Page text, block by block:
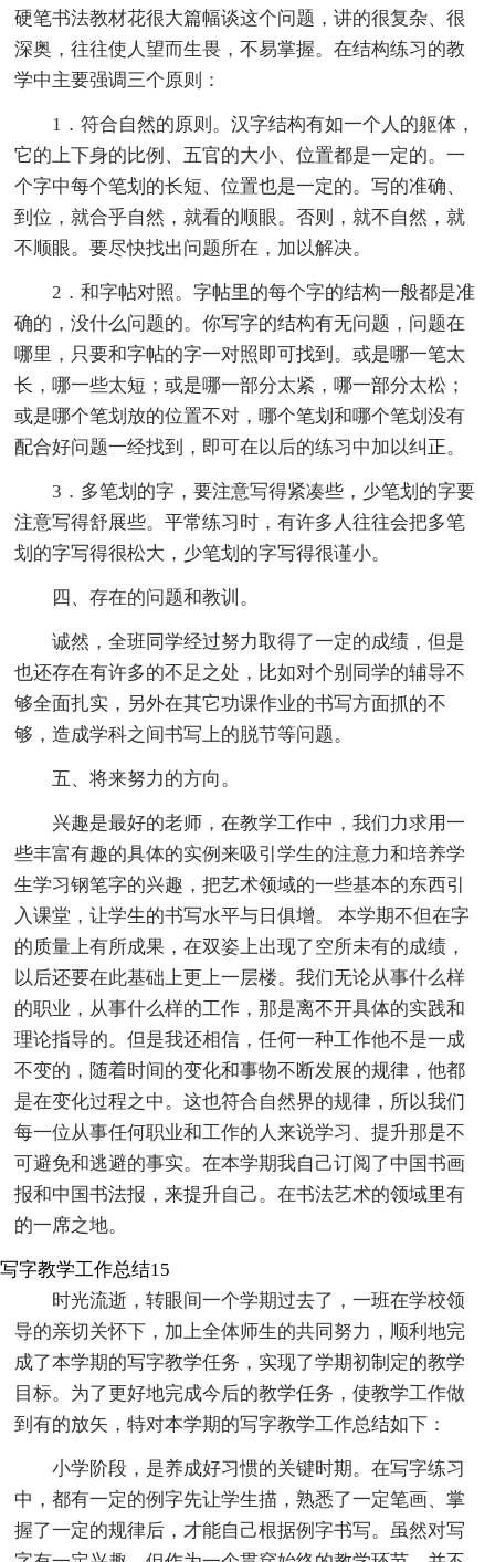
硬笔书法教材花很大篇幅谈这个问题，讲的很复杂、很
深奥，往往使人望而生畏，不易掌握。在结构练习的教
学中主要强调三个原则：
1．符合自然的原则。汉字结构有如一个人的躯体，
它的上下身的比例、五官的大小、位置都是一定的。一
个字中每个笔划的长短、位置也是一定的。写的准确、
到位，就合乎自然，就看的顺眼。否则，就不自然，就
不顺眼。要尽快找出问题所在，加以解决。
2．和字帖对照。字帖里的每个字的结构一般都是准
确的，没什么问题的。你写字的结构有无问题，问题在
哪里，只要和字帖的字一对照即可找到。或是哪一笔太
长，哪一些太短；或是哪一部分太紧，哪一部分太松；
或是哪个笔划放的位置不对，哪个笔划和哪个笔划没有
配合好问题一经找到，即可在以后的练习中加以纠正。
3．多笔划的字，要注意写得紧凑些，少笔划的字要
注意写得舒展些。平常练习时，有许多人往往会把多笔
划的字写得很松大，少笔划的字写得很谨小。
四、存在的问题和教训。
诚然，全班同学经过努力取得了一定的成绩，但是
也还存在有许多的不足之处，比如对个别同学的辅导不
够全面扎实，另外在其它功课作业的书写方面抓的不
够，造成学科之间书写上的脱节等问题。
五、将来努力的方向。
兴趣是最好的老师，在教学工作中，我们力求用一
些丰富有趣的具体的实例来吸引学生的注意力和培养学
生学习钢笔字的兴趣，把艺术领域的一些基本的东西引
入课堂，让学生的书写水平与日俱增。 本学期不但在字
的质量上有所成果，在双姿上出现了空所未有的成绩，
以后还要在此基础上更上一层楼。我们无论从事什么样
的职业，从事什么样的工作，那是离不开具体的实践和
理论指导的。但是我还相信，任何一种工作他不是一成
不变的，随着时间的变化和事物不断发展的规律，他都
是在变化过程之中。这也符合自然界的规律，所以我们
每一位从事任何职业和工作的人来说学习、提升那是不
可避免和逃避的事实。在本学期我自己订阅了中国书画
报和中国书法报，来提升自己。在书法艺术的领域里有
的一席之地。
写字教学工作总结15
时光流逝，转眼间一个学期过去了，一班在学校领
导的亲切关怀下，加上全体师生的共同努力，顺利地完
成了本学期的写字教学任务，实现了学期初制定的教学
目标。为了更好地完成今后的教学任务，使教学工作做
到有的放矢，特对本学期的写字教学工作总结如下：
小学阶段，是养成好习惯的关键时期。在写字练习
中，都有一定的例字先让学生描，熟悉了一定笔画、掌
握了一定的规律后，才能自己根据例字书写。虽然对写